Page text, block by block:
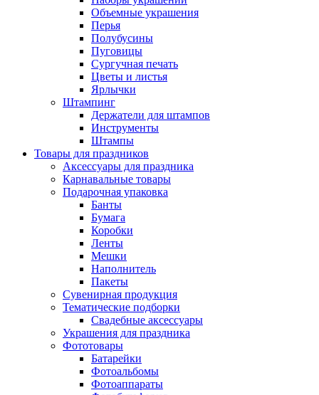
Объемные украшения
Перья
Полубусины
Пуговицы
Сургучная печать
Цветы и листья
Ярлычки
Штампинг
Держатели для штампов
Инструменты
Штампы
Товары для праздников
Аксессуары для праздника
Карнавальные товары
Подарочная упаковка
Банты
Бумага
Коробки
Ленты
Мешки
Наполнитель
Пакеты
Сувенирная продукция
Тематические подборки
Свадебные аксессуары
Украшения для праздника
Фототовары
Батарейки
Фотоальбомы
Фотоаппараты